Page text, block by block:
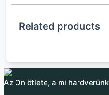
Related products
Az Ön ötlete, a mi hardverünk